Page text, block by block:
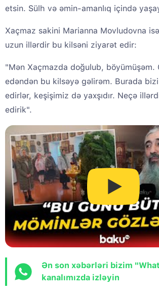
etsin. Sülh və əmin-amanlıq içində
Xaçmaz sakini Marianna Movludovna
uzun illərdir bu kilsəni ziyarət edir:
"Mən Xaçmazda doğulub, böyümüşəm.
edəndən bu kilsəyə gəlirəm. Burada
edirlər, keşişimiz də yaxşıdır. Neçə
edirik".
Ən son xəbərləri bizim
kanalımızda izləyin